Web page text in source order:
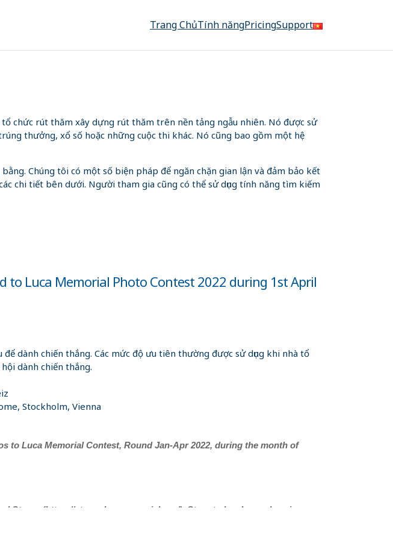
Trang ChủTính năngPricingSupport
chức rút thăm xây dựng rút thăm trên nền tảng ngẫu nhiên. Nó được sử
thưởng, xổ số hoặc những cuộc thi khác. Nó cũng bao gồm một hệ
Chúng tôi có một số biện pháp để ngăn chặn gian lận và đảm bảo kết
chi tiết bên dưới. Người tham gia cũng có thể sử dụng tính năng tìm kiếm
to Luca Memorial Photo Contest 2022 during 1st April
dành chiến thắng. Các mức độ ưu tiên thường được sử dụng khi nhà tổ
dành chiến thắng.
Stockholm, Vienna
to Luca Memorial Contest, Round Jan-Apr 2022, during the month of
Stores (https://stores.lucamemorial.org/). Store to be chosen by winner.